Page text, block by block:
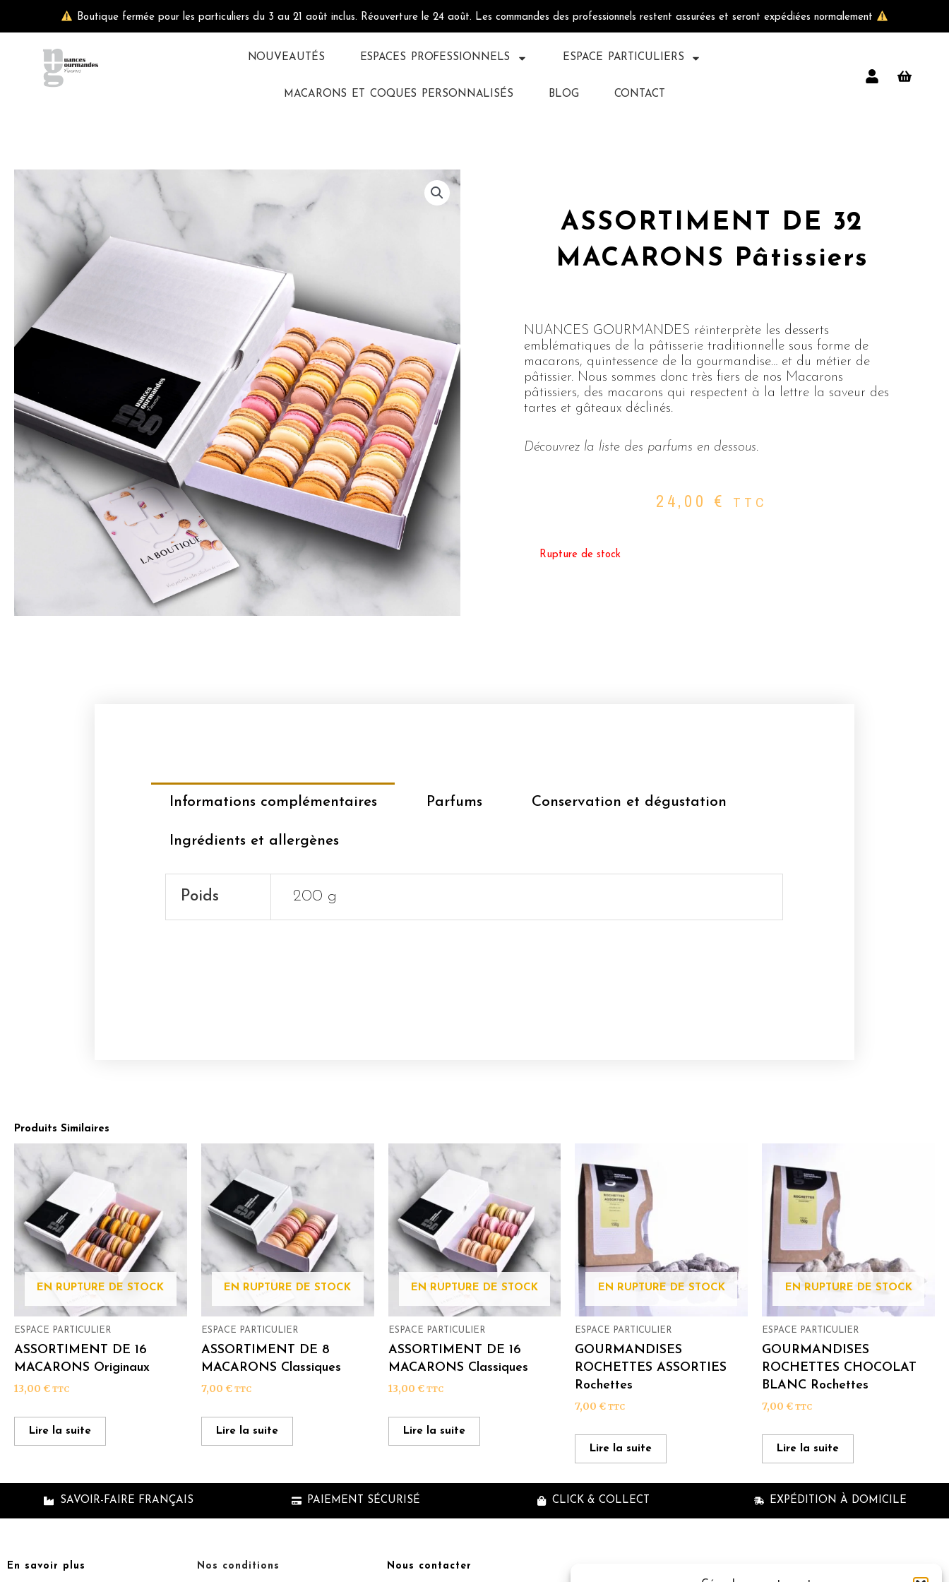
au
Boutique fermée pour les particuliers du 3 au 21 août inclus. Réouverture le 24 août. Les commandes des professionnels restent assurées et seront expédiées normalement
NOUVEAUTÉS ESPACES PROFESSIONNELS ESPACE PARTICULIERS
MACARONS ET COQUES PERSONNALISÉS BLOG CONTACT
ASSORTIMENT DE 32
MACARONS Pâtissiers
NUANCES GOURMANDES réinterprète les desserts
emblématiques de la pâtisserie traditionnelle sous forme de
macarons, quintessence de la gourmandise… et du métier de
pâtissier. Nous sommes donc très fiers de nos Macarons
pâtissiers, des macarons qui respectent à la lettre la saveur des
tartes et gâteaux déclinés.
Découvrez la liste des parfums en dessous.
24,00 € TTC
Rupture de stock
Informations complémentaires Parfums Conservation et dégustation
Ingrédients et allergènes
Poids 200 g
Produits Similaires
EN RUPTURE DE STOCK
ESPACE PARTICULIER
ASSORTIMENT DE 16
MACARONS Originaux
13,00 € TTC
Lire la suite
EN RUPTURE DE STOCK
ESPACE PARTICULIER
ASSORTIMENT DE 8
MACARONS Classiques
7,00 € TTC
Lire la suite
EN RUPTURE DE STOCK
ESPACE PARTICULIER
ASSORTIMENT DE 16
MACARONS Classiques
13,00 € TTC
Lire la suite
EN RUPTURE DE STOCK
ESPACE PARTICULIER
GOURMANDISES
ROCHETTES ASSORTIES
Rochettes
7,00 € TTC
Lire la suite
EN RUPTURE DE STOCK
ESPACE PARTICULIER
GOURMANDISES
ROCHETTES CHOCOLAT
BLANC Rochettes
7,00 € TTC
Lire la suite
SAVOIR-FAIRE FRANÇAIS PAIEMENT SÉCURISÉ CLICK & COLLECT EXPÉDITION À DOMICILE
En savoir plus Nos conditions
Nous contacter